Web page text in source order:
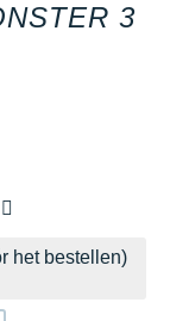
3
het bestellen)